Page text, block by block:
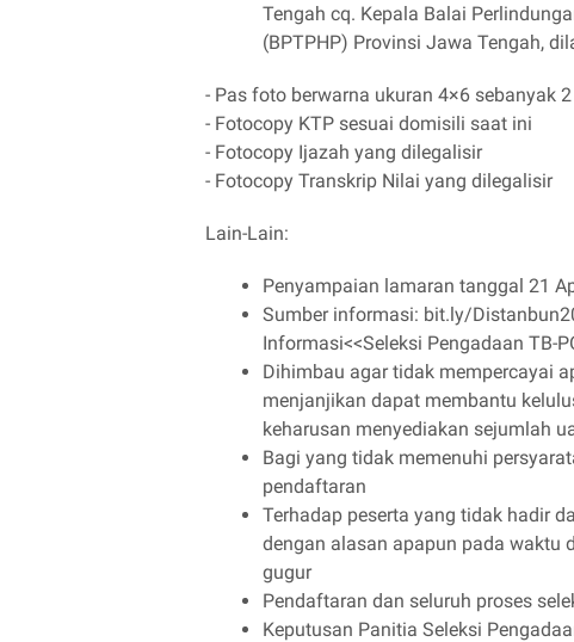
Tengah cq. Kepala Balai
(BPTPHP) Provinsi Jawa Tengah,
- Pas foto berwarna ukuran 4×6 sebanyak
- Fotocopy KTP sesuai domisili saat ini
- Fotocopy Ijazah yang dilegalisir
- Fotocopy Transkrip Nilai yang dilegalisir
Lain-Lain:
Penyampaian lamaran tanggal 21
Sumber informasi: bit.ly/
Informasi<<Seleksi Pengadaan TB-
Dihimbau agar tidak mempercayai
menjanjikan dapat membantu
keharusan menyediakan sejumlah
Bagi yang tidak memenuhi
pendaftaran
Terhadap peserta yang tidak hadir
dengan alasan apapun pada waktu
gugur
Pendaftaran dan seluruh proses
Keputusan Panitia Seleksi